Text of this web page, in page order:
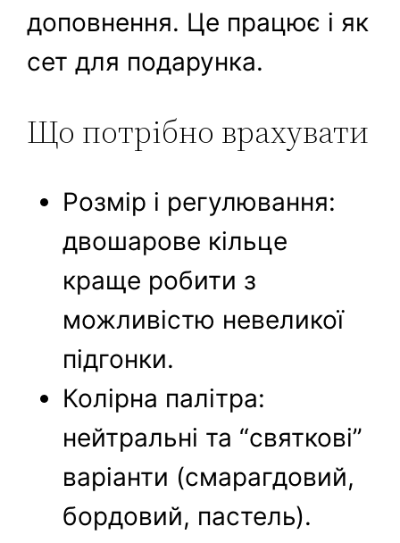
доповнення. Це працює і як
сет для подарунка.
Що потрібно врахувати
Розмір і регулювання:
двошарове кільце
краще робити з
можливістю невеликої
підгонки.
Колірна палітра:
нейтральні та “святкові”
варіанти (смарагдовий,
бордовий, пастель).